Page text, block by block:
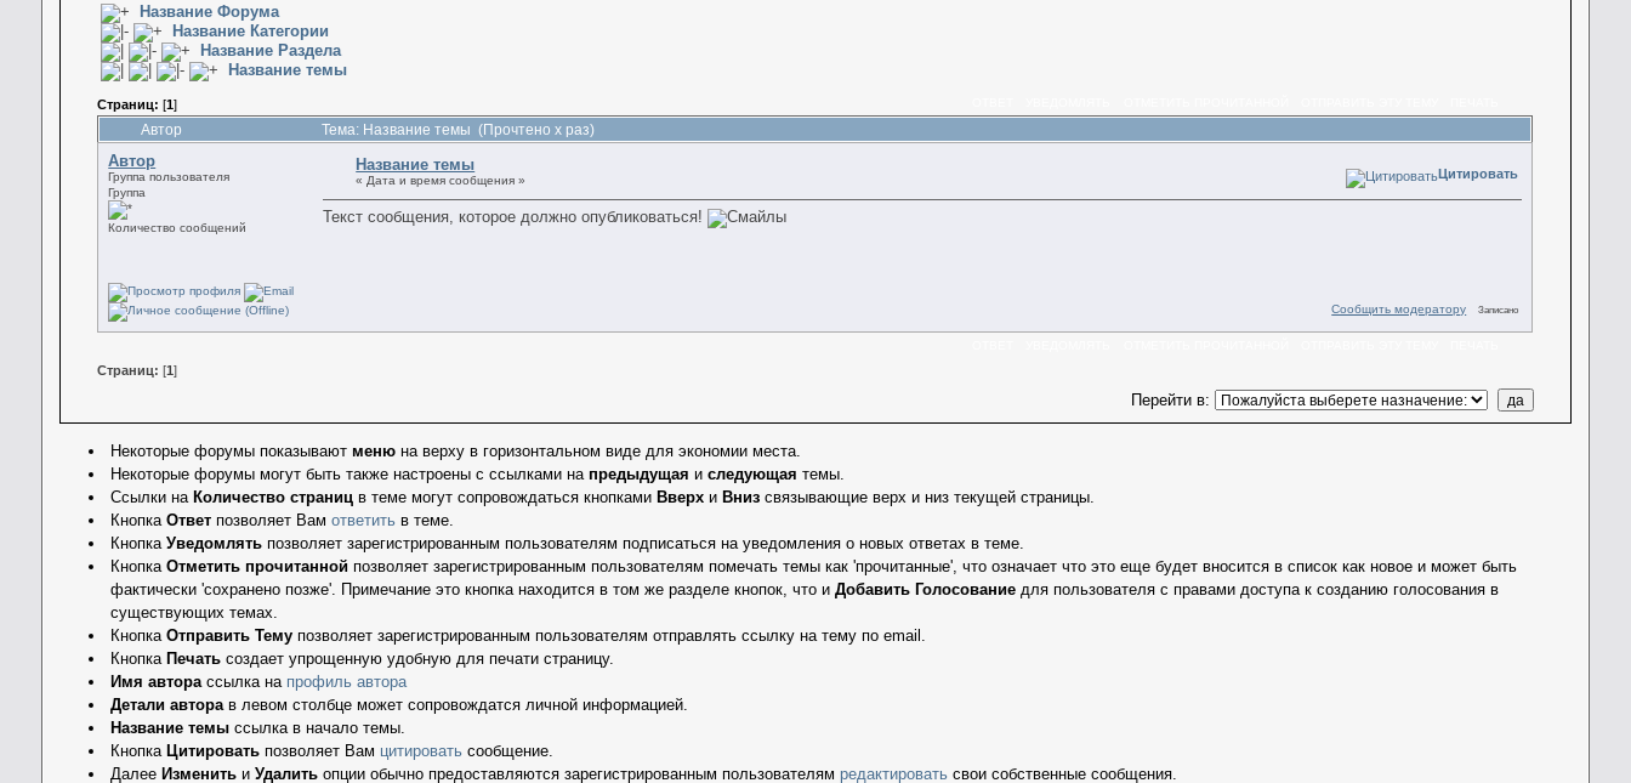
Название Форума
Название Категории
Название Раздела
Название темы
Страниц: [1]
Автор Тема: Название темы (Прочтено x раз)
Автор
Группа пользователя
Группа
Количество сообщений
Название темы
« Дата и время сообщения » Цитировать
Текст сообщения, которое должно опубликоваться!
Сообщить модератору Записано
Страниц: [1]
Перейти в:
Некоторые форумы показывают менюна верху в горизонтальном виде для экономии места.
Некоторые форумы могут быть также настроены с ссылками на предыдущая и следующая темы.
Ссылки на Количество страницв теме могут сопровождаться кнопками Вверхи Внизсвязывающие верх и низ текущей страницы.
Кнопка Ответпозволяет Вам ответитьв теме.
Кнопка Уведомлятьпозволяет зарегистрированным пользователям подписаться на уведомления о новых ответах в теме.
Кнопка Отметить прочитаннойпозволяет зарегистрированным пользователям помечать темы как 'прочитанные', что означает что это еще будет вносится в список как новое и может быть
фактически 'сохранено позже'. Примечание это кнопка находится в том же разделе кнопок, что и Добавить Голосованиедля пользователя с правами доступа к созданию голосования в
существующих темах.
Кнопка Отправить Темупозволяет зарегистрированным пользователям отправлять ссылку на тему по email.
Кнопка Печатьсоздает упрощенную удобную для печати страницу.
Имя авторассылка на профиль автора
Детали авторав левом столбце может сопровождатся личной информацией.
Название темыссылка в начало темы.
Кнопка Цитироватьпозволяет Вам цитироватьсообщение.
Далее Изменитьи Удалитьопции обычно предоставляются зарегистрированным пользователям редактироватьсвои собственные сообщения.